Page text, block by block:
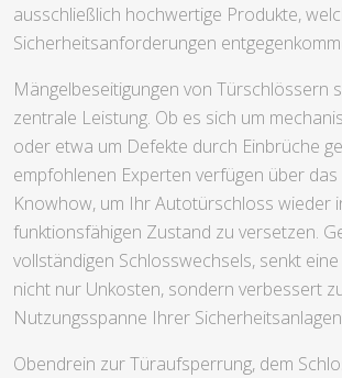
ausschließlich hochwertige Produkte,
Sicherheitsanforderungen
Mängelbeseitigungen von Türschlössern
zentrale Leistung. Ob es sich um
oder etwa um Defekte durch Einbrüche
empfohlenen Experten verfügen über
Knowhow, um Ihr Autotürschloss wieder
funktionsfähigen Zustand zu versetzen.
vollständigen Schlosswechsels, senkt
nicht nur Unkosten, sondern verbessert
Nutzungsspanne Ihrer
Obendrein zur Türaufsperrung, dem